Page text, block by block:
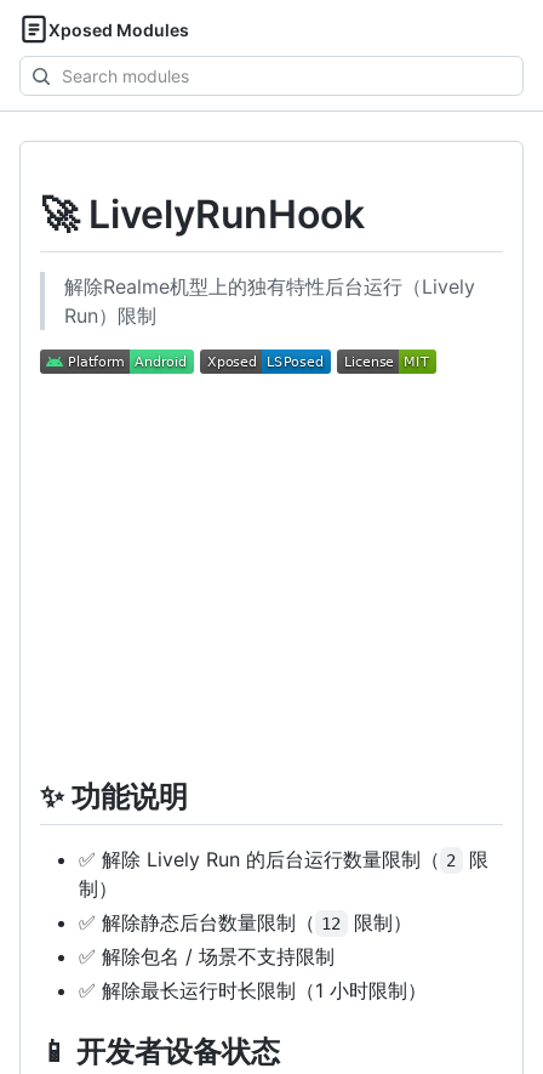
Xposed Modules
Search
modules
🚀 LivelyRunHook
解除Realme机型上的独有特性后台运行（Lively
Run）限制
✨ 功能说明
✅ 解除 Lively Run 的后台运行数量限制（ 2
限
制）
✅ 解除静态后台数量限制（ 12
限制）
✅ 解除包名 / 场景不支持限制
✅ 解除最长运行时长限制（1 小时限制）
📱 开发者设备状态